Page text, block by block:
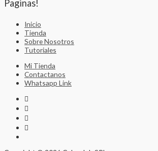
Paginas!
Inicio
Tienda
Sobre Nosotros
Tutoriales
Mi Tienda
Contactanos
Whatsapp Link